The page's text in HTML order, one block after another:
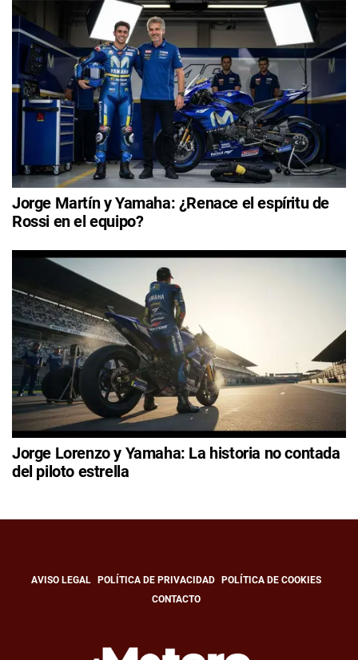
Jorge Martín y Yamaha: ¿Renace el espíritu de
Rossi en el equipo?
Jorge Lorenzo y Yamaha: La historia no contada
del piloto estrella
AVISO LEGAL POLÍTICA DE PRIVACIDAD
POLÍTICA DE COOKIES
CONTACTO